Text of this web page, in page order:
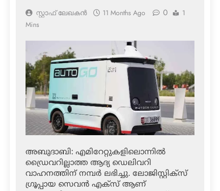
സ്റ്റാഫ് ലേഖകൻ 11 Months Ago 0
1
Mins
അബുദാബി: എമിറേറ്റുകളിലൊന്നില്‍
ഡ്രൈവറില്ലാത്ത ആദ്യ ഡെലിവറി
വാഹനത്തിന് നമ്പര്‍ ലഭിച്ചു. ലോജിസ്റ്റിക്‌സ്
ഗ്രൂപ്പായ സെവന്‍ എക്‌സ് ആണ്